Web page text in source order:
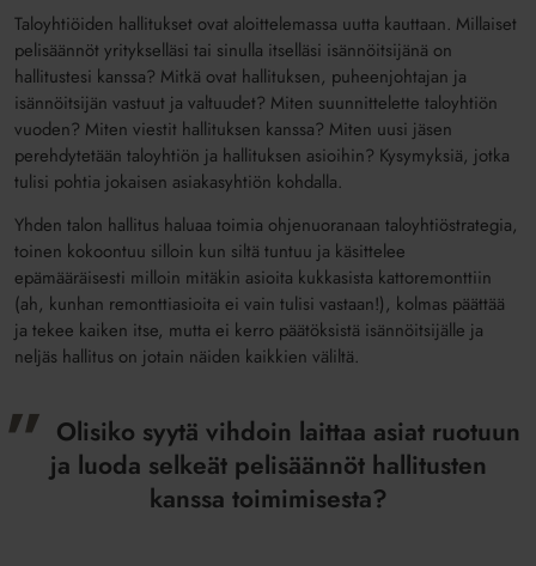
Taloyhtiöiden hallitukset ovat aloittelemassa uutta kauttaan. Millaiset
pelisäännöt yritykselläsi tai sinulla itselläsi isännöitsijänä on
hallitustesi kanssa? Mitkä ovat hallituksen, puheenjohtajan ja
isännöitsijän vastuut ja valtuudet? Miten suunnittelette taloyhtiön
vuoden? Miten viestit hallituksen kanssa? Miten uusi jäsen
perehdytetään taloyhtiön ja hallituksen asioihin? Kysymyksiä, jotka
tulisi pohtia jokaisen asiakasyhtiön kohdalla.
Yhden talon hallitus haluaa toimia ohjenuoranaan taloyhtiöstrategia,
toinen kokoontuu silloin kun siltä tuntuu ja käsittelee
epämääräisesti milloin mitäkin asioita kukkasista kattoremonttiin
(ah, kunhan remonttiasioita ei vain tulisi vastaan!), kolmas päättää
ja tekee kaiken itse, mutta ei kerro päätöksistä isännöitsijälle ja
neljäs hallitus on jotain näiden kaikkien väliltä.
Olisiko syytä vihdoin laittaa asiat ruotuun
ja luoda selkeät pelisäännöt hallitusten
kanssa toimimisesta?